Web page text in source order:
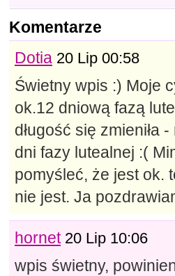
Komentarze
Dotia 20 Lip 00:58
Świetny wpis :) Moje
ok.12 dniową fazą
długość się zmieniła
dni fazy lutealnej :(
pomyśleć, że jest ok.
nie jest. Ja
hornet 20 Lip 10:06
wpis świetny,